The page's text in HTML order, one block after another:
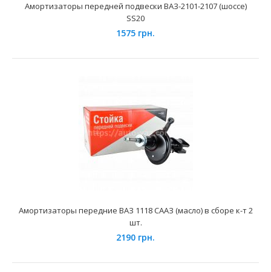
Амортизаторы (стойки) передней подвески ВАЗ-2108
Стандарт SS20
3100 грн.
Применение на автомобилях семейства ВАЗ-2108, 2109,
21099 Лада Самара, 2113, 2114, 2115 Лада Самара ..
Амортизаторы передней подвески ВАЗ-2101-2107 (шоссе)
SS20
1575 грн.
Амортизаторы передние ВАЗ 1118 СААЗ (масло) в сборе к-т 2
шт.
2190 грн.